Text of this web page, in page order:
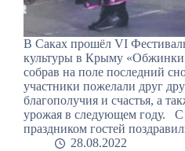
В Саках прошёл VI
культуры в Крыму
собрав на поле последний
участники пожелали друг
благополучия и счастья, а
урожая в следующем году. С
праздником гостей
28.08.2022